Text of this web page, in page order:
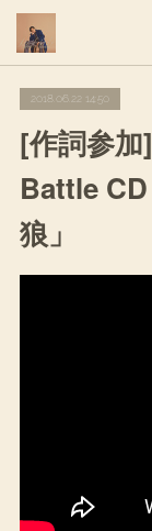
2018.06.22 14:50
[作詞参
Battle
狼」